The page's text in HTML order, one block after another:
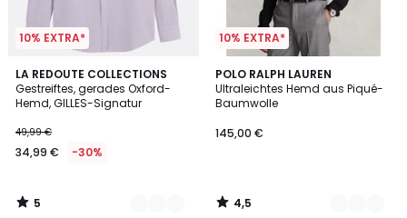
10% EXTRA*
LA REDOUTE COLLECTIONS
Gestreiftes, gerades Oxford-
Hemd, GILLES-Signatur
49,99 €
34,99 € -30%
5
/
5
3
Farben
5
/
10% EXTRA*
POLO RALPH LAUREN
Ultraleichtes Hemd aus Piqué-
Baumwolle
145,00 €
4,5
/ 5
2
Farben
4,5
/